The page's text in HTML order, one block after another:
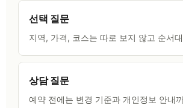
선택 질문
지역, 가격, 코스는 따로 보지 않고 순서
상담 질문
예약 전에는 변경 기준과 개인정보 안내